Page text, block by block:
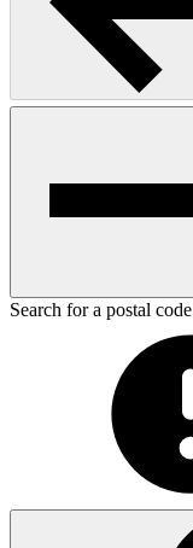
Search for a postal code